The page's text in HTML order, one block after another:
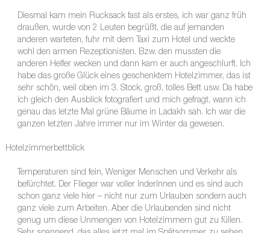
Diesmal kam mein Rucksack fast als erstes, ich war ganz früh
draußen, wurde von 2 Leuten begrüßt, die auf jemanden
anderen warteten, fuhr mit dem Taxi zum Hotel und weckte
wohl den armen Rezeptionisten. Bzw. den mussten die
anderen Helfer wecken und dann kam er auch angeschlurft. Ich
habe das große Glück eines geschenktem Hotelzimmer, das ist
sehr schön, weil oben im 3. Stock, groß, tolles Bett usw. Da habe
ich gleich den Ausblick fotografiert und mich gefragt, wann ich
genau das letzte Mal grüne Bäume in Ladakh sah. Ich war die
ganzen letzten Jahre immer nur im Winter da gewesen.
Hotelzimmerbettblick
Temperaturen sind fein, Weniger Menschen und Verkehr als
befürchtet. Der Flieger war voller InderInnen und es sind auch
schon ganz viele hier – nicht nur zum Urlauben sondern auch
ganz viele zum Arbeiten. Aber die Urlaubenden sind nicht
genug um diese Unmengen von Hotelzimmern gut zu füllen.